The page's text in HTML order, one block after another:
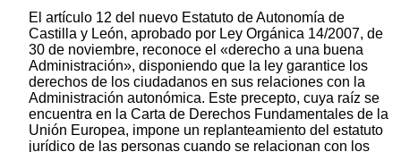
El artículo 12 del nuevo Estatuto de Autonomía de
Castilla y León, aprobado por Ley Orgánica 14/2007, de
30 de noviembre, reconoce el «derecho a una buena
Administración», disponiendo que la ley garantice los
derechos de los ciudadanos en sus relaciones con la
Administración autonómica. Este precepto, cuya raíz se
encuentra en la Carta de Derechos Fundamentales de la
Unión Europea, impone un replanteamiento del estatuto
jurídico de las personas cuando se relacionan con los